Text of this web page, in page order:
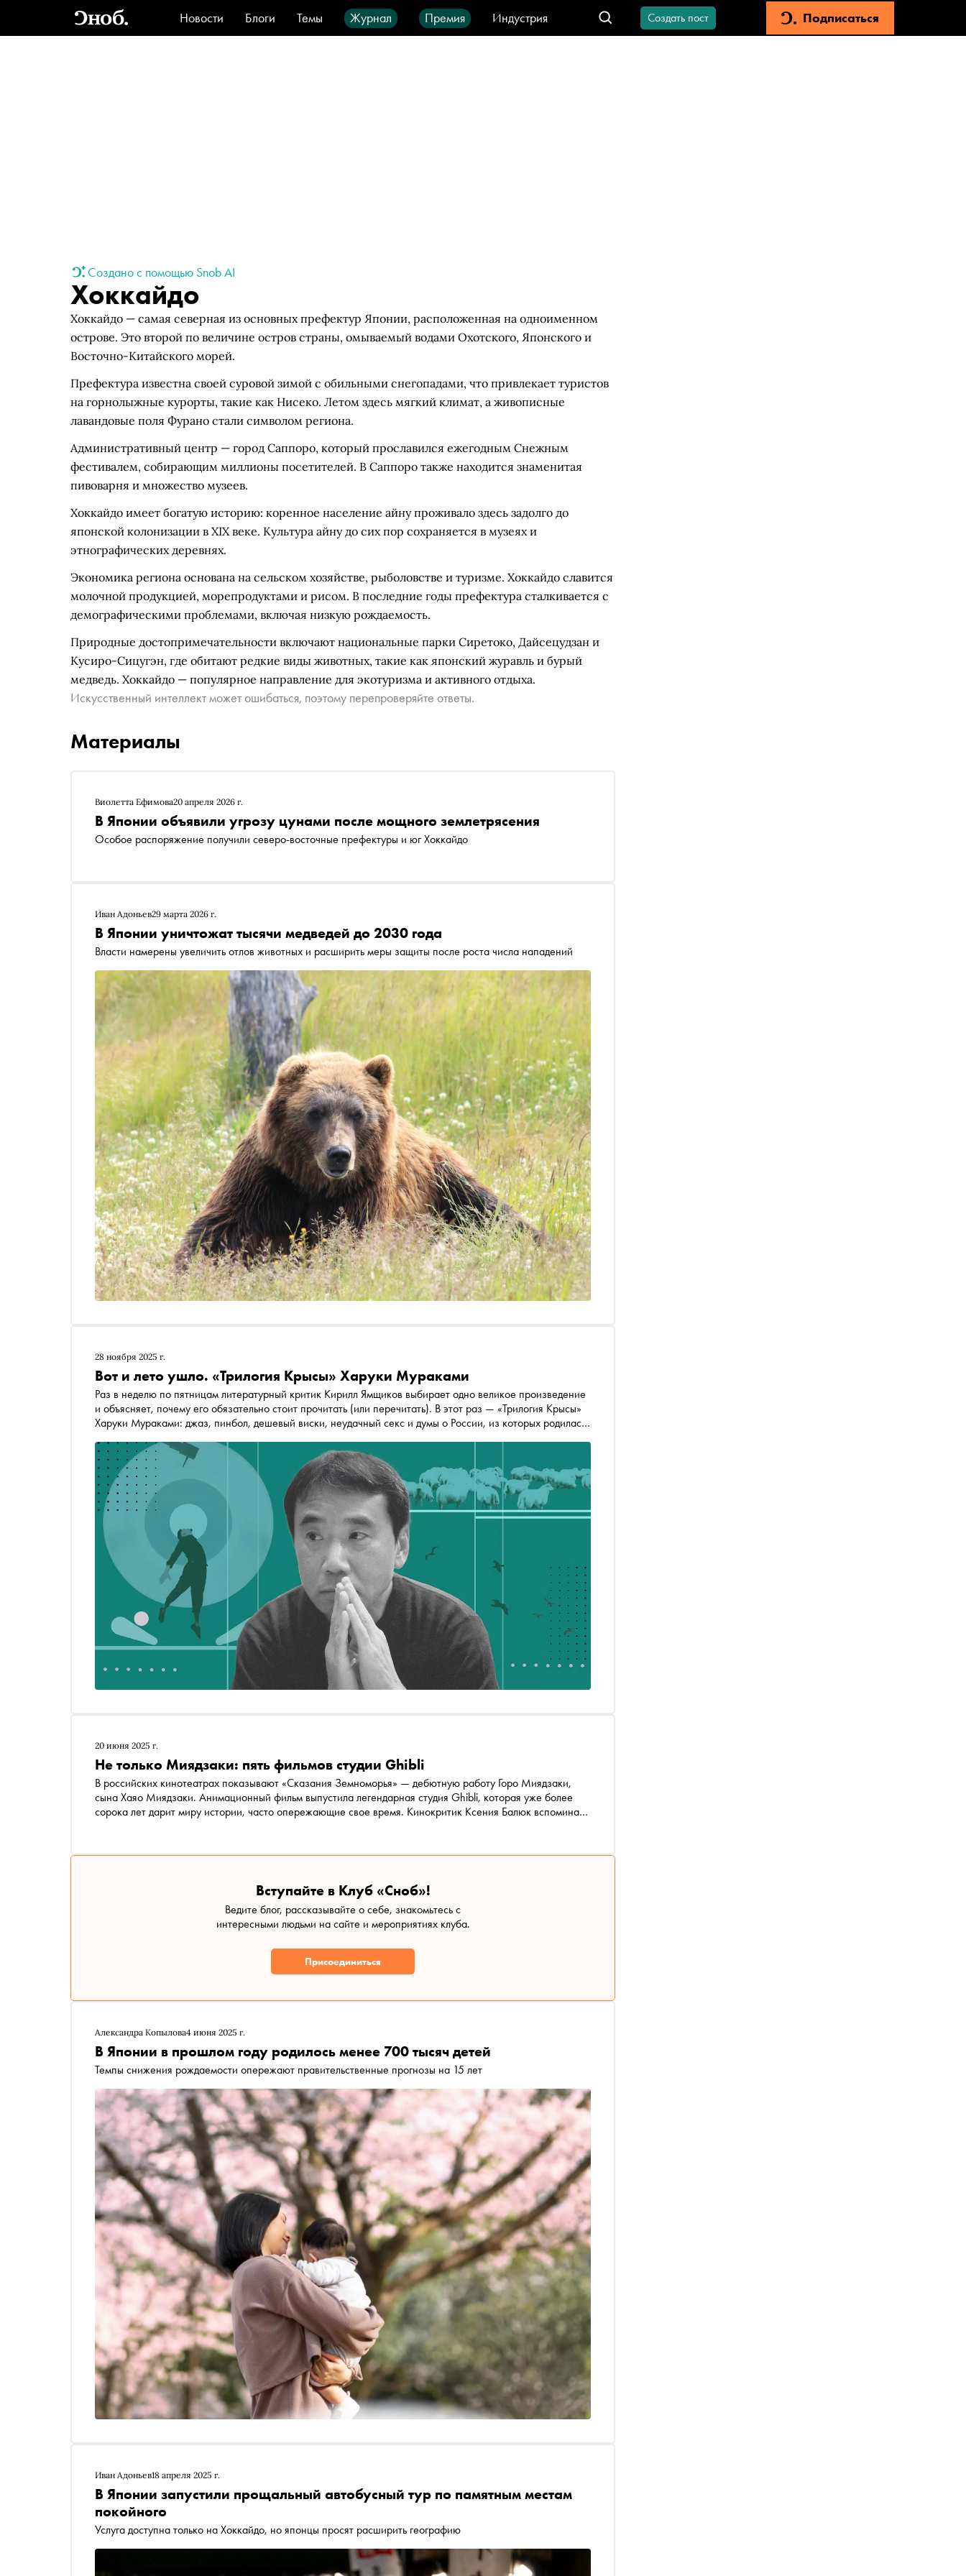
Новости Блоги Темы Журнал Премия
Индустрия
Стиль
Видео Город IT-продукты
Создать пост Подписаться
Создано с помощью Snob AI
Хоккайдо
Хоккайдо — самая северная из основных префектур Японии, расположенная на одноименном
острове. Это второй по величине остров страны, омываемый водами Охотского, Японского и
Восточно-Китайского морей.
Префектура известна своей суровой зимой с обильными снегопадами, что привлекает туристов
на горнолыжные курорты, такие как Нисеко. Летом здесь мягкий климат, а живописные
лавандовые поля Фурано стали символом региона.
Административный центр — город Саппоро, который прославился ежегодным Снежным
фестивалем, собирающим миллионы посетителей. В Саппоро также находится знаменитая
пивоварня и множество музеев.
Хоккайдо имеет богатую историю: коренное население айну проживало здесь задолго до
японской колонизации в XIX веке. Культура айну до сих пор сохраняется в музеях и
этнографических деревнях.
Экономика региона основана на сельском хозяйстве, рыболовстве и туризме. Хоккайдо славится
молочной продукцией, морепродуктами и рисом. В последние годы префектура сталкивается с
демографическими проблемами, включая низкую рождаемость.
Природные достопримечательности включают национальные парки Сиретоко, Дайсецудзан и
Кусиро-Сицугэн, где обитают редкие виды животных, такие как японский журавль и бурый
медведь. Хоккайдо — популярное направление для экотуризма и активного отдыха.
Искусственный интеллект может ошибаться, поэтому перепроверяйте ответы.
Материалы
Виолетта Ефимова20 апреля 2026 г.
В Японии объявили угрозу цунами после мощного землетрясения
Особое распоряжение получили северо-восточные префектуры и юг Хоккайдо
Иван Адоньев29 марта 2026 г.
В Японии уничтожат тысячи медведей до 2030 года
Власти намерены увеличить отлов животных и расширить меры защиты после роста числа нападений
28 ноября 2025 г.
Вот и лето ушло. «Трилогия Крысы» Харуки Мураками
Раз в неделю по пятницам литературный критик Кирилл Ямщиков выбирает одно великое произведение
и объясняет, почему его обязательно стоит прочитать (или перечитать). В этот раз — «Трилогия Крысы»
Харуки Мураками: джаз, пинбол, дешевый виски, неудачный секс и думы о России, из которых родилась
20 июня 2025 г.
Не только Миядзаки: пять фильмов студии Ghibli
В российских кинотеатрах показывают «Сказания Земноморья» — дебютную работу Горо Миядзаки,
сына Хаяо Миядзаки. Анимационный фильм выпустила легендарная студия Ghibli, которая уже более
сорока лет дарит миру истории, часто опережающие свое время. Кинокритик Ксения Балюк вспоминает
Вступайте в Клуб «Сноб»!
Ведите блог, рассказывайте о себе, знакомьтесь с
интересными людьми на сайте и мероприятиях клуба.
Присоединиться
Александра Копылова4 июня 2025 г.
В Японии в прошлом году родилось менее 700 тысяч детей
Темпы снижения рождаемости опережают правительственные прогнозы на 15 лет
Иван Адоньев18 апреля 2025 г.
В Японии запустили прощальный автобусный тур по памятным местам
покойного
Услуга доступна только на Хоккайдо, но японцы просят расширить географию